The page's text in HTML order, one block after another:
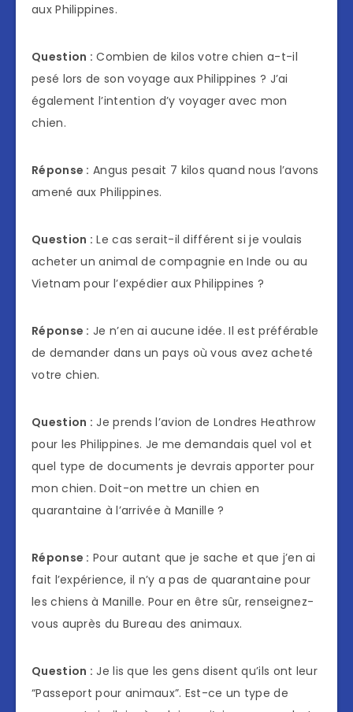
aux Philippines.
Question : Combien de kilos votre chien a-t-il
pesé lors de son voyage aux Philippines ? J’ai
également l’intention d’y voyager avec mon
chien.
Réponse : Angus pesait 7 kilos quand nous l’avons
amené aux Philippines.
Question : Le cas serait-il différent si je voulais
acheter un animal de compagnie en Inde ou au
Vietnam pour l’expédier aux Philippines ?
Réponse : Je n’en ai aucune idée. Il est préférable
de demander dans un pays où vous avez acheté
votre chien.
Question : Je prends l’avion de Londres Heathrow
pour les Philippines. Je me demandais quel vol et
quel type de documents je devrais apporter pour
mon chien. Doit-on mettre un chien en
quarantaine à l’arrivée à Manille ?
Réponse : Pour autant que je sache et que j’en ai
fait l’expérience, il n’y a pas de quarantaine pour
les chiens à Manille. Pour en être sûr, renseignez-
vous auprès du Bureau des animaux.
Question : Je lis que les gens disent qu’ils ont leur
“Passeport pour animaux”. Est-ce un type de